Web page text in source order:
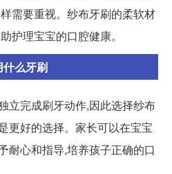
需要重视。纱布牙刷的柔软材
护理宝宝的口腔健康。
么牙刷
立完成刷牙动作,因此选择纱布
更好的选择。家长可以在宝宝
耐心和指导,培养孩子正确的口